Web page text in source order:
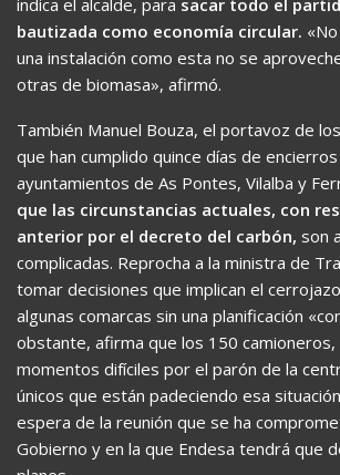
indica el alcalde, para sacar todo el
bautizada como economía circular.
una instalación como esta no se
otras de biomasa», afirmó.
También Manuel Bouza, el portavoz de
que han cumplido quince días de
ayuntamientos de As Pontes, Vilalba y
que las circunstancias actuales, con
anterior por el decreto del carbón, son
complicadas. Reprocha a la ministra de
tomar decisiones que implican el
algunas comarcas sin una planificación
obstante, afirma que los 150
momentos difíciles por el parón de la
únicos que están padeciendo esa
espera de la reunión que se ha
Gobierno y en la que Endesa tendrá que